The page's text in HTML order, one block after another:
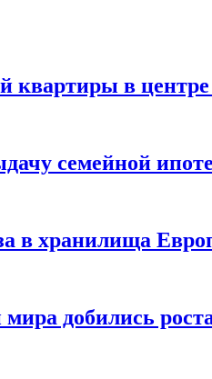
квартиры в
семейной
в хранилища
добились